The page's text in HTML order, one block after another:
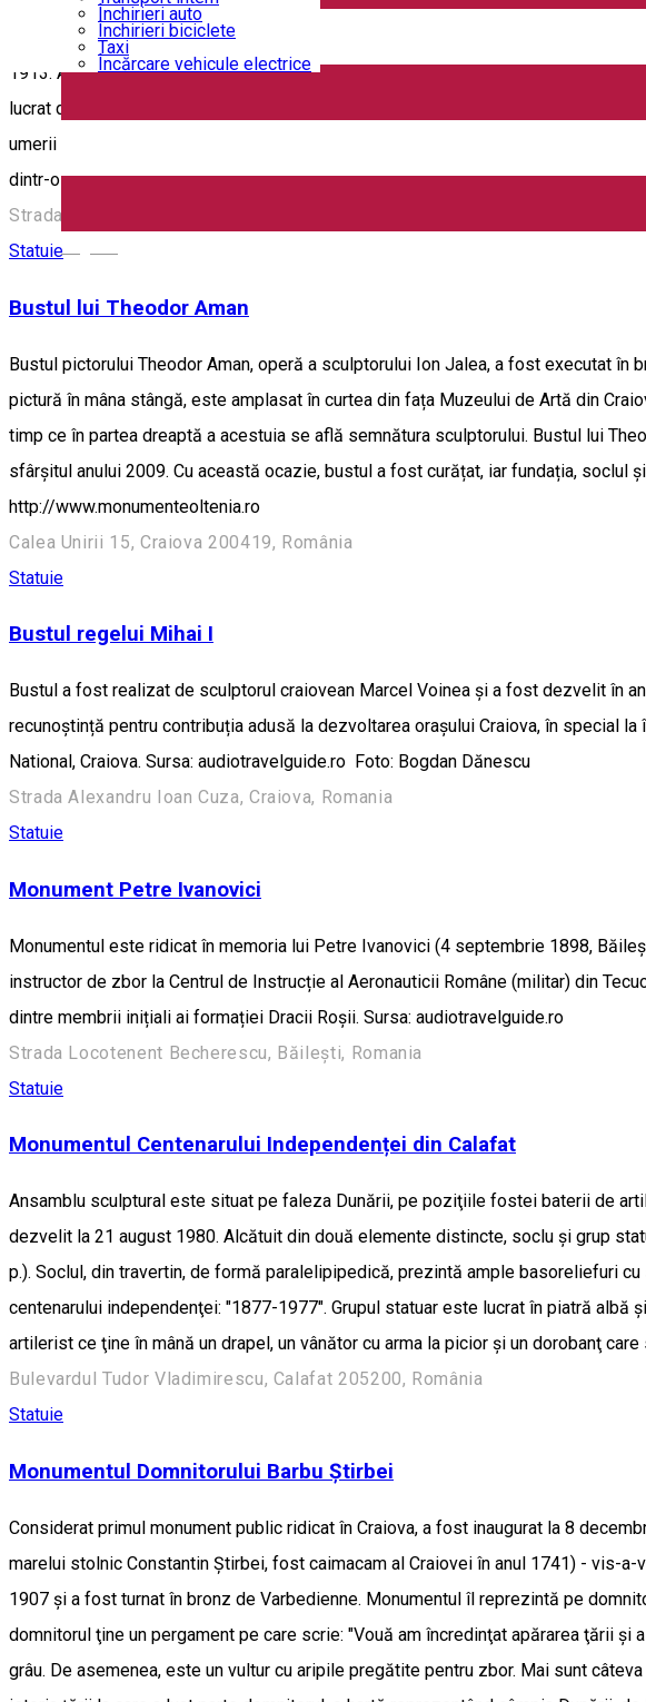
English
Închirieri auto
Închirieri biciclete
Taxi
Încărcare vehicule electrice
Revista Ramuri. Realizarea bustului lui Ioan Maiorescu (bronz) a fost
1913. Aşezată iniţial în Parcul Bibescu, în 1928 va fi mutată în faţa Colegiului
lucrat din bronz, iar soclul este construit din piatră de Câmpulung. Din stânca
umerii bustului. Pe soclul de piatră al statuii este săpată inscripţia: "Lui loan
dintr-o cuvântare a marelui diplomat român Sursa: memorielocala.aman.ro
Strada Ion Maiorescu, Craiova, Romania
Statuie
Bustul lui Theodor Aman
Bustul pictorului Theodor Aman, operă a sculptorului Ion Jalea, a fost executat
pictură în mâna stângă, este amplasat în curtea din fața Muzeului de Artă din
timp ce în partea dreaptă a acestuia se află semnătura sculptorului. Bustul lui
sfârșitul anului 2009. Cu această ocazie, bustul a fost curățat, iar fundația,
http://www.monumenteoltenia.ro
Calea Unirii 15, Craiova 200419, România
Statuie
Bustul regelui Mihai I
Bustul a fost realizat de sculptorul craiovean Marcel Voinea și a fost dezvelit în
recunoștință pentru contribuția adusă la dezvoltarea orașului Craiova, în special
National, Craiova. Sursa: audiotravelguide.ro Foto: Bogdan Dănescu
Strada Alexandru Ioan Cuza, Craiova, Romania
Statuie
Monument Petre Ivanovici
Monumentul este ridicat în memoria lui Petre Ivanovici (4 septembrie 1898,
instructor de zbor la Centrul de Instrucție al Aeronauticii Române (militar) din
dintre membrii inițiali ai formației Dracii Roșii. Sursa: audiotravelguide.ro
Strada Locotenent Becherescu, Băilești, Romania
Statuie
Monumentul Centenarului Independenței din Calafat
Ansamblu sculptural este situat pe faleza Dunării, pe poziţiile fostei baterii de
dezvelit la 21 august 1980. Alcătuit din două elemente distincte, soclu şi grup
p.). Soclul, din travertin, de formă paralelipipedică, prezintă ample basoreliefuri
centenarului independenţei: "1877-1977". Grupul statuar este lucrat în piatră
artilerist ce ţine în mână un drapel, un vânător cu arma la picior şi un dorobanţ
Bulevardul Tudor Vladimirescu, Calafat 205200, România
Statuie
Monumentul Domnitorului Barbu Ştirbei
Considerat primul monument public ridicat în Craiova, a fost inaugurat la 8
marelui stolnic Constantin Ştirbei, fost caimacam al Craiovei în anul 1741) - vis-
1907 şi a fost turnat în bronz de Varbedienne. Monumentul îl reprezintă pe
domnitorul ţine un pergament pe care scrie: "Vouă am încredinţat apărarea ţării
grâu. De asemenea, este un vultur cu aripile pregătite pentru zbor. Mai sunt